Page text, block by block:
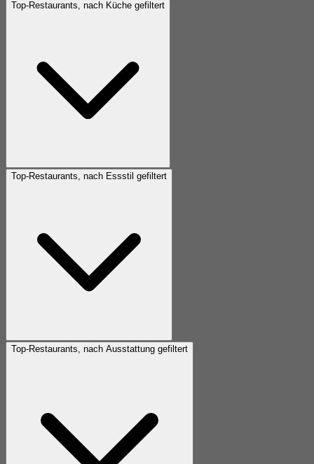
Top-Restaurants, nach Küche gefiltert
Top-Restaurants, nach Essstil gefiltert
Top-Restaurants, nach Ausstattung gefiltert